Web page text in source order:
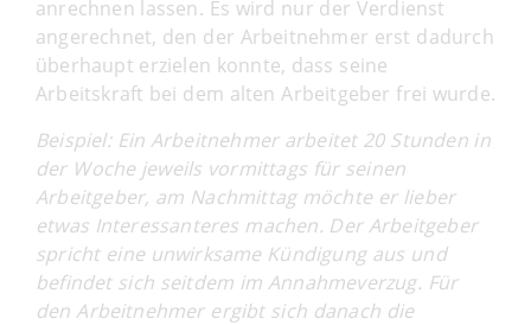
anrechnen lassen. Es wird nur der Verdienst
angerechnet, den der Arbeitnehmer erst dadurch
überhaupt erzielen konnte, dass seine
Arbeitskraft bei dem alten Arbeitgeber frei wurde.
Beispiel: Ein Arbeitnehmer arbeitet 20 Stunden in
der Woche jeweils vormittags für seinen
Arbeitgeber, am Nachmittag möchte er lieber
etwas Interessanteres machen. Der Arbeitgeber
spricht eine unwirksame Kündigung aus und
befindet sich seitdem im Annahmeverzug. Für
den Arbeitnehmer ergibt sich danach die